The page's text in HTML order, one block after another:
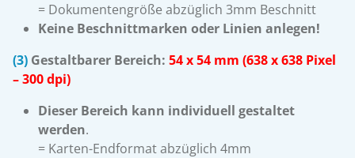
= Dokumentengröße abzüglich 3mm Beschnitt
Keine Beschnittmarken oder Linien anlegen!
(3) Gestaltbarer Bereich: 54 x 54 mm (638 x 638 Pixel
– 300 dpi)
Dieser Bereich kann individuell gestaltet
werden.
= Karten-Endformat abzüglich 4mm